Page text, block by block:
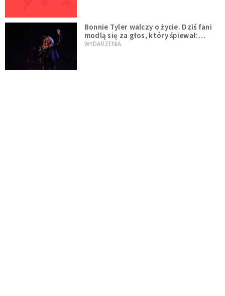
Bonnie Tyler walczy o życie. Dziś fani
modlą się za głos, który śpiewał:
"Lord, help me"
WYDARZENIA